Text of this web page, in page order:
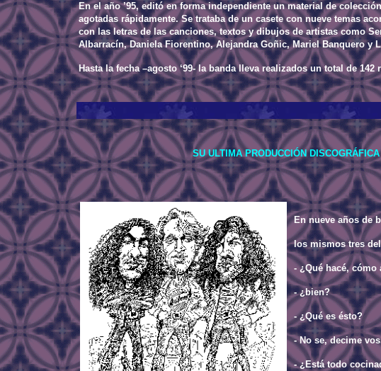
En el año ’95, editó en forma independiente un material de
agotadas rápidamente. Se trataba de un casete con nueve temas
con las letras de las canciones, textos y dibujos de artistas como
Albarracín, Daniela Fiorentino, Alejandra Goñic, Mariel Banquero y
Hasta la fecha –agosto ‘99- la banda lleva realizados un total de 142
SU ULTIMA PRODUCCIÓN DISCOGRÁFICA
En nueve años de
los mismos tres
- ¿Qué hacé, cómo
- ¿bien?
- ¿Qué es ésto?
- No se, decime
- ¿Está todo